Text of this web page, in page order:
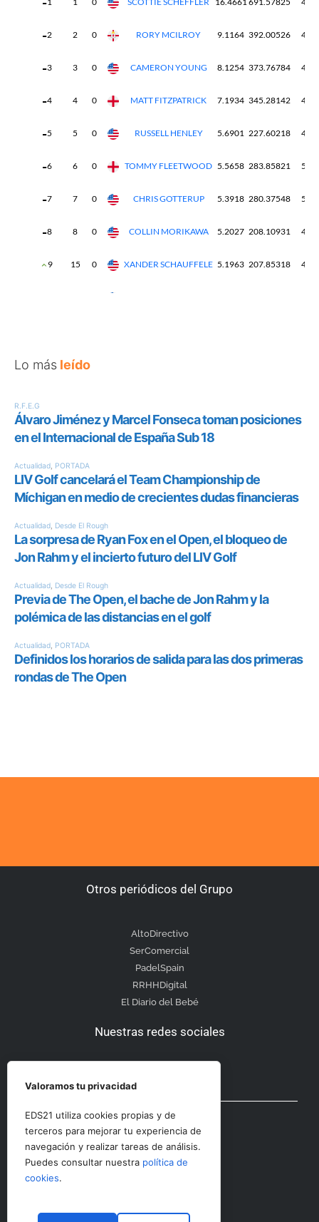
Lo más leído
Otros periódicos del Grupo
AltoDirectivo
SerComercial
PadelSpain
RRHHDigital
El Diario del Bebé
Nuestras redes sociales
Otras secciones
Contacto
Valoramos tu privacidad
EDS21 utiliza cookies propias y de
terceros para mejorar tu experiencia de
navegación y realizar tareas de análisis.
Puedes consultar nuestra política de
cookies.